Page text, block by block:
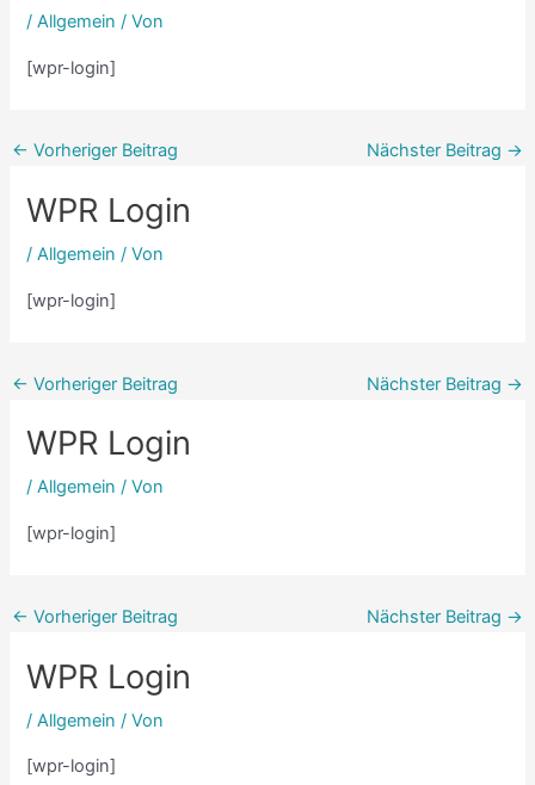
/Allgemein / Von
[wpr-login]
← Vorheriger Beitrag Nächster Beitrag →
WPR Login
/Allgemein / Von
[wpr-login]
← Vorheriger Beitrag Nächster Beitrag →
WPR Login
/Allgemein / Von
[wpr-login]
← Vorheriger Beitrag Nächster Beitrag →
WPR Login
/Allgemein / Von
[wpr-login]